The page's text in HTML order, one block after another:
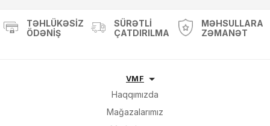
TƏHLÜKƏSIZ
ÖDƏNIŞ
SÜRƏTLI
ÇATDIRILMA
MƏHSULLARA
ZƏMANƏT
VMF
Haqqımızda
Mağazalarımız